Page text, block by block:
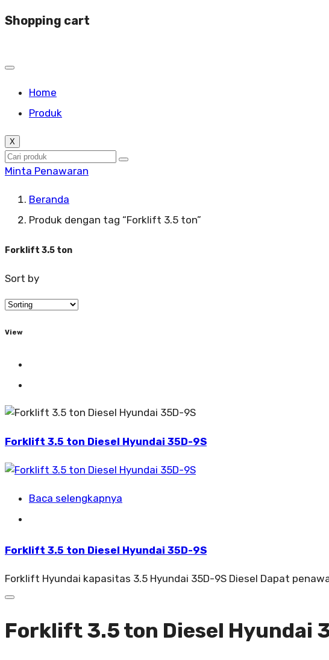
Shopping cart
Home
Produk
X
Minta Penawaran
Beranda
Produk dengan tag “Forklift 3.5 ton”
Forklift 3.5 ton
Sort by
View
Forklift 3.5 ton Diesel Hyundai 35D-9S
Baca selengkapnya
Forklift 3.5 ton Diesel Hyundai 35D-9S
Forklift Hyundai kapasitas 3.5 Hyundai 35D-9S Diesel Dapat
Forklift 3.5 ton Diesel Hyundai